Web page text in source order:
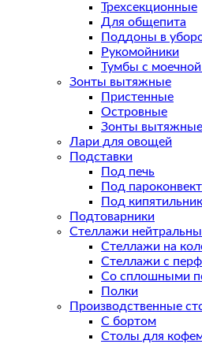
Трехсекционные
Для общепита
Поддоны в
Рукомойники
Тумбы с моечной
Зонты вытяжные
Пристенные
Островные
Зонты
Лари для овощей
Подставки
Под печь
Под
Под кипятильник
Подтоварники
Стеллажи
Стеллажи на
Стеллажи с
Со сплошными
Полки
Производственные
С бортом
Столы для